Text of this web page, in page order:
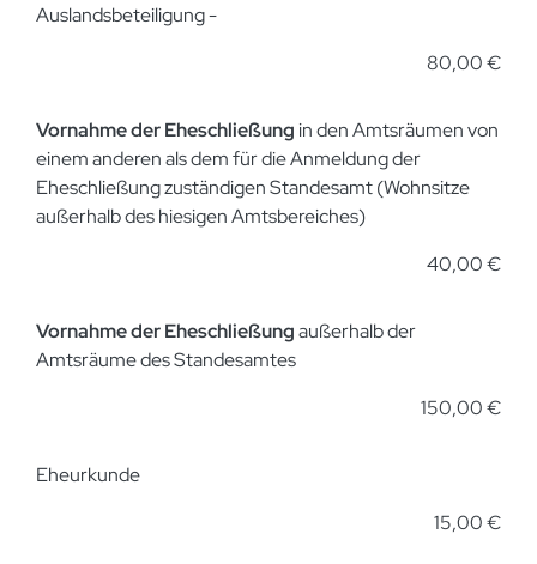
Auslandsbeteiligung -
80,00 €
Vornahme der Eheschließung in den Amtsräumen von
einem anderen als dem für die Anmeldung der
Eheschließung zuständigen Standesamt (Wohnsitze
außerhalb des hiesigen Amtsbereiches)
40,00 €
Vornahme der Eheschließungaußerhalb der
Amtsräume des Standesamtes
150,00 €
Eheurkunde
15,00 €